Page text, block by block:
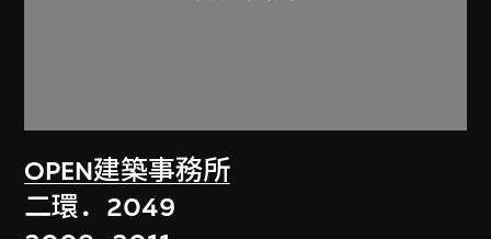
OPEN建築事務所
二環．2049